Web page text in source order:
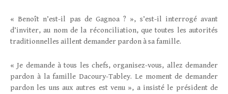
« Benoît n’est-il pas de Gagnoa ? », s’est-il interrogé avant
d’inviter, au nom de la réconciliation, que toutes les autorités
traditionnelles aillent demander pardon à sa famille.
« Je demande à tous les chefs, organisez-vous, allez demander
pardon à la famille Dacoury-Tabley. Le moment de demander
pardon les uns aux autres est venu », a insisté le président de